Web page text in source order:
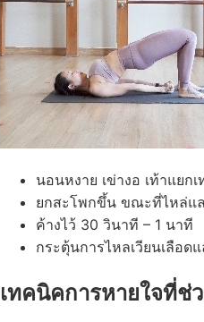
นอนหงาย เข่างอ เท้าแยก
ยกสะโพกขึ้น ขณะที่ไหล่แ
ค้างไว้ 30 วินาที – 1 นาที
กระตุ้นการไหลเวียนเลือด
เทคนิคการหายใจที่ช่